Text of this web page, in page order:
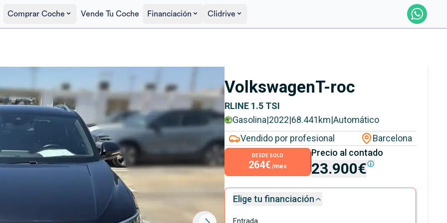
Comprar Coche Vende Tu Coche Financiación Clidrive
VolkswagenT-roc
RLINE 1.5 TSI
Gasolina|2022|68.441 km|Automático
Vendido por profesional
Barcelona
DESDE SOLO
264€ /mes
Precio al contado
23.900€
Elige tu financiación
Entrada